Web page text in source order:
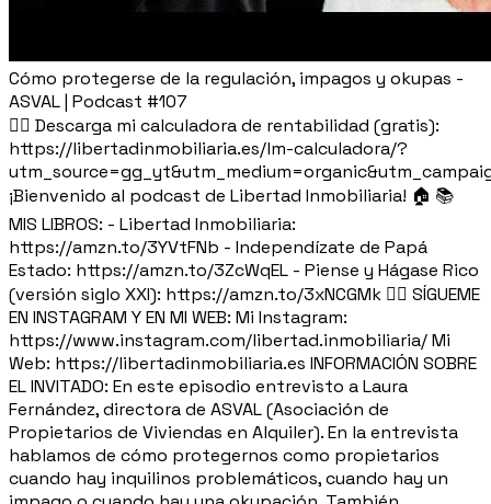
Cómo protegerse de la regulación, impagos y okupas -
ASVAL | Podcast #107
👉🏽 Descarga mi calculadora de rentabilidad (gratis):
https://libertadinmobiliaria.es/lm-calculadora/?
¡Bienvenido al podcast de Libertad Inmobiliaria! 🏠 📚
MIS LIBROS: - Libertad Inmobiliaria:
https://amzn.to/3YVtFNb - Independízate de Papá
Estado: https://amzn.to/3ZcWqEL - Piense y Hágase Rico
(versión siglo XXI): https://amzn.to/3xNCGMk 🙋‍♂️ SÍGUEME
EN INSTAGRAM Y EN MI WEB: Mi Instagram:
https://www.instagram.com/libertad.inmobiliaria/ Mi
Web: https://libertadinmobiliaria.es INFORMACIÓN SOBRE
EL INVITADO: En este episodio entrevisto a Laura
Fernández, directora de ASVAL (Asociación de
Propietarios de Viviendas en Alquiler). En la entrevista
hablamos de cómo protegernos como propietarios
cuando hay inquilinos problemáticos, cuando hay un